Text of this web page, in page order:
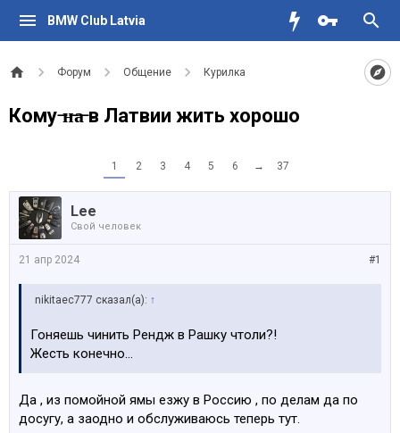
BMW Club Latvia
Форум Общение Курилка
Кому ̶н̶а̶ в Латвии жить хорошо
1 2 3 4 5 6 → 37
Lee
Свой человек
#1
21 апр 2024
nikitaec777 сказал(а): ↑
Гоняешь чинить Рендж в Рашку чтоли?!
Жесть конечно…
Да , из помойной ямы езжу в Россию , по делам да по
досугу, а заодно и обслуживаюсь теперь тут.